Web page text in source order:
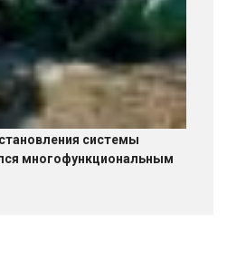
системы
многофункциональным